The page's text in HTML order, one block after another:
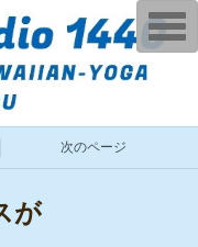
次のページ
が
T
o
g
i